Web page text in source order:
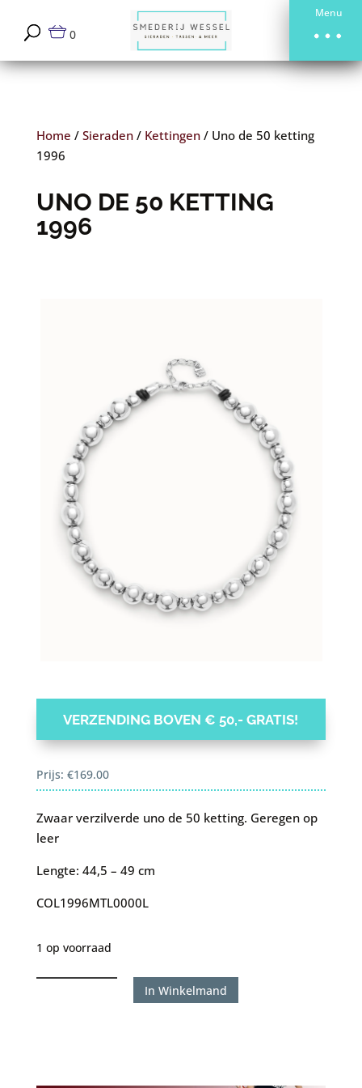
Menu
0
Home / Sieraden/ Kettingen/ Uno de 50 ketting
1996
UNO DE 50 KETTING
1996
VERZENDING BOVEN € 50,- GRATIS!
Prijs: €169.00
Zwaar verzilverde uno de 50 ketting. Geregen op
leer
Lengte: 44,5 – 49 cm
COL1996MTL0000L
1 op voorraad
In Winkelmand